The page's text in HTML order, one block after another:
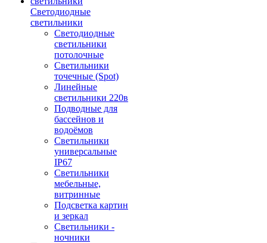
Светодиодные
светильники
Светодиодные
светильники
потолочные
Светильники
точечные (Spot)
Линейные
светильники 220в
Подводные для
бассейнов и
водоёмов
Светильники
универсальные
IP67
Светильники
мебельные,
витринные
Подсветка картин
и зеркал
Светильники -
ночники